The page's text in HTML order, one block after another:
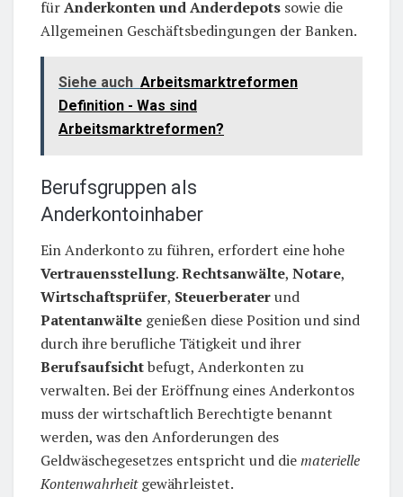
fürAnderkonten und Anderdepots sowie die
Allgemeinen Geschäftsbedingungen der Banken.
Siehe auch Arbeitsmarktreformen
Definition - Was sind
Arbeitsmarktreformen?
Berufsgruppen als
Anderkontoinhaber
Ein Anderkonto zu führen, erfordert eine hohe
Vertrauensstellung.Rechtsanwälte, Notare,
Wirtschaftsprüfer, Steuerberaterund
Patentanwälte genießen diese Position und sind
durch ihre berufliche Tätigkeit und ihrer
Berufsaufsichtbefugt, Anderkonten zu
verwalten. Bei der Eröffnung eines Anderkontos
muss der wirtschaftlich Berechtigte benannt
werden, was den Anforderungen des
Geldwäschegesetzes entspricht und diematerielle
Kontenwahrheitgewährleistet.